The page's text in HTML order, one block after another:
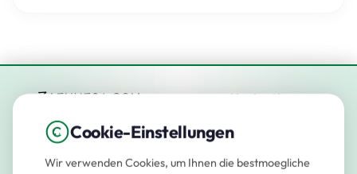
Ihr Partner fuer modernen
Navigation
Karriere
Cookie-Einstellungen
Wir verwenden Cookies, um Ihnen die bestmoegliche